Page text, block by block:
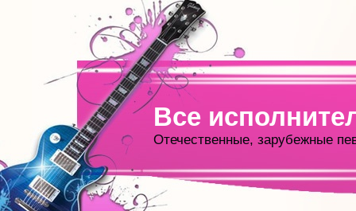
Все
Отечественные, зарубежные